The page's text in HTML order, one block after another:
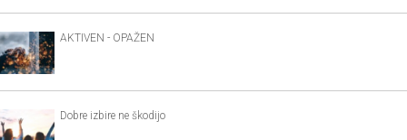
AKTIVEN - OPAŽEN
Dobre izbire ne škodijo